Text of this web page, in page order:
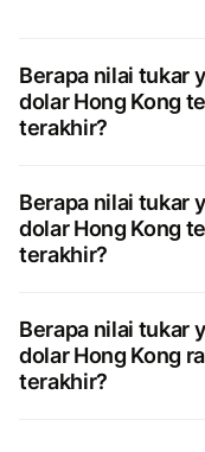
Berapa nilai tukar
dolar Hong Kong
terakhir?
Berapa nilai tukar
dolar Hong Kong
terakhir?
Berapa nilai tukar
dolar Hong Kong
terakhir?